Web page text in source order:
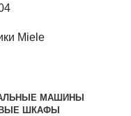
Miele
МАШИНЫ
ШКАФЫ